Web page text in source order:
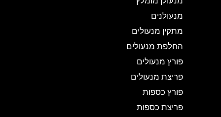
מנעולנים
מתקין מנעולים
החלפת מנעולים
פורץ מנעולים
פריצת מנעולים
פורץ כספות
פריצת כספות